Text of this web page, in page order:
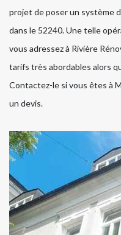
projet de poser un système
dans le 52240. Une telle
vous adressez à Rivière
tarifs très abordables alors
Contactez-le si vous êtes à
un devis.